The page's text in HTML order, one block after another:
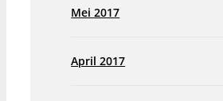
Mei 2017
April 2017